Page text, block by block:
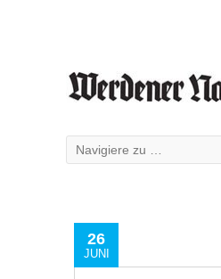
26
JUNI